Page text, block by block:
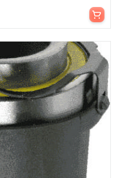
Leggi tutto